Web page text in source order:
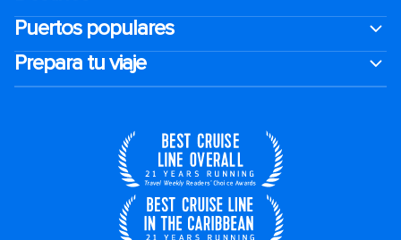
Puertos populares
Prepara tu viaje